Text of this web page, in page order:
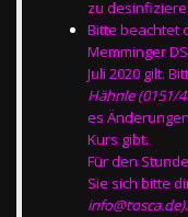
zu
Bitte beachtet
Memminger
Juli 2020 gilt.
Hähnle (0151/
es
Kurs gibt.
Für den
Sie sich bitte
info@tosca.de).